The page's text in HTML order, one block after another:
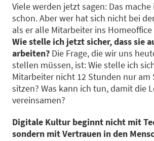
Viele werden jetzt sagen: Das
schon. Aber wer hat sich nicht bei
als er alle Mitarbeiter ins
Wie stelle ich jetzt sicher, dass sie
arbeiten? Die Frage, die wir uns
stellen müssen, ist: Wie stelle ich
Mitarbeiter nicht 12 Stunden nur am
sitzen? Was kann ich tun, damit die
vereinsamen?
Digitale Kultur beginnt nicht mit
sondern mit Vertrauen in den